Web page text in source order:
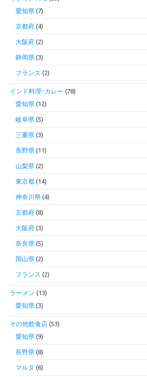
愛知県 (7)
京都府 (4)
大阪府 (2)
静岡県 (3)
フランス (2)
インド料理･カレー (78)
愛知県 (12)
岐阜県 (5)
三重県 (3)
長野県 (11)
山梨県 (2)
東京都 (14)
神奈川県 (4)
京都府 (8)
大阪府 (3)
奈良県 (5)
岡山県 (2)
フランス (2)
ラーメン (13)
愛知県 (3)
その他飲食店 (53)
愛知県 (9)
長野県 (8)
マルタ (6)